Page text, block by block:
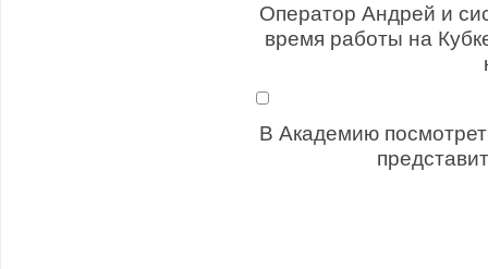
Оператор Андрей и
время работы на
В Академию